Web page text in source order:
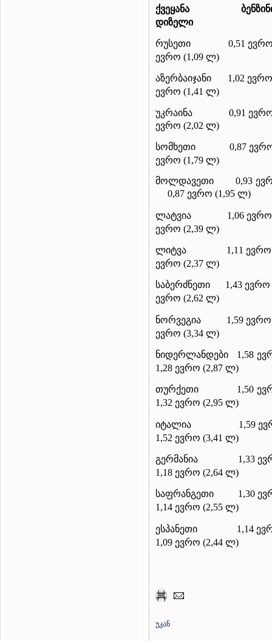
ქვეყანა
დიზელი
რუსეთი
0,51
ევრო (1,09 ლ)
აზერბაიჯანი
1,02
ევრო (1,41 ლ)
უკრაინა
0,91
ევრო (2,02 ლ)
სომხეთი
0,87
ევრო (1,79 ლ)
მოლდავეთი
0,93
0,87 ევრო (1,95 ლ)
ლატვია
1,06
ევრო (2,39 ლ)
ლიტვა
1,11
ევრო (2,37 ლ)
საბერძნეთი
1,43 ევრო
ევრო (2,62 ლ)
ნორვეგია
1,59 ევრო
ევრო (3,34 ლ)
ნიდერლანდები
1,58
1,28 ევრო (2,87 ლ)
თურქეთი
1,50
1,32 ევრო (2,95 ლ)
იტალია
1,59
1,52 ევრო (3,41 ლ)
გერმანია
1,33
1,18 ევრო (2,64 ლ)
საფრანგეთი
1,30
1,14 ევრო (2,55 ლ)
ესპანეთი
1,14
1,09 ევრო (2,44 ლ)
უკან